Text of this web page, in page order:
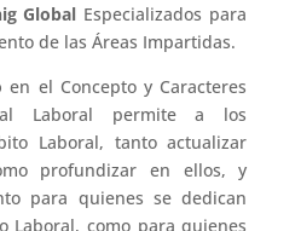
Global Especializados para
de las Áreas Impartidas.
en el Concepto y Caracteres
Laboral
permite a los
Laboral, tanto actualizar
profundizar en ellos, y
para quienes se dedican
Laboral, como para quienes